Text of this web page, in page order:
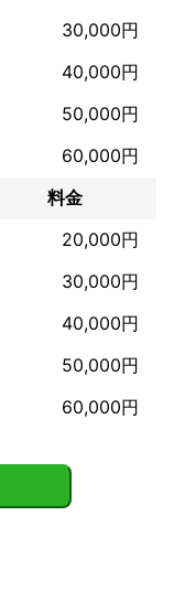
30,000円
40,000円
50,000円
60,000円
料金
20,000円
30,000円
40,000円
50,000円
60,000円